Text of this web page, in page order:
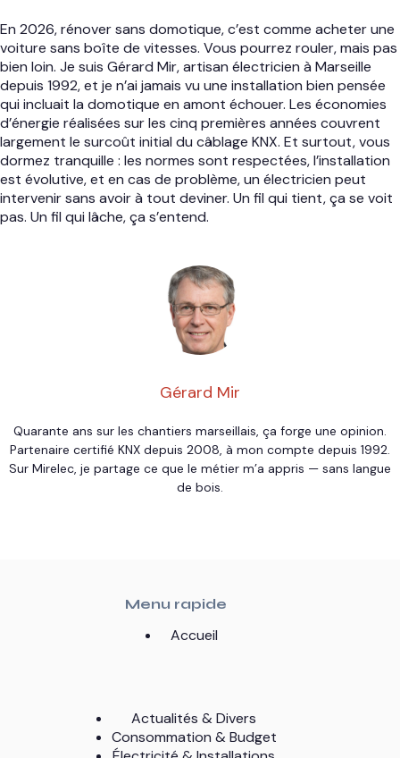
En 2026, rénover sans domotique, c’est comme acheter une
voiture sans boîte de vitesses. Vous pourrez rouler, mais pas
bien loin. Je suis Gérard Mir, artisan électricien à Marseille
depuis 1992, et je n’ai jamais vu une installation bien pensée
qui incluait la domotique en amont échouer. Les économies
d’énergie réalisées sur les cinq premières années couvrent
largement le surcoût initial du câblage KNX. Et surtout, vous
dormez tranquille : les normes sont respectées, l’installation
est évolutive, et en cas de problème, un électricien peut
intervenir sans avoir à tout deviner. Un fil qui tient, ça se voit
pas. Un fil qui lâche, ça s’entend.
Gérard Mir
Quarante ans sur les chantiers marseillais, ça forge une opinion.
Partenaire certifié KNX depuis 2008, à mon compte depuis 1992.
Sur Mirelec, je partage ce que le métier m’a appris — sans langue
de bois.
Menu rapide
Accueil
Actualités & Divers
Consommation & Budget